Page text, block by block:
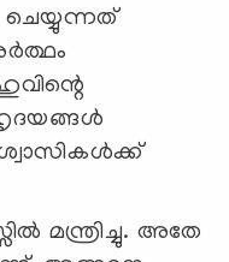
മന്ത്രിച്ചു. അതേ